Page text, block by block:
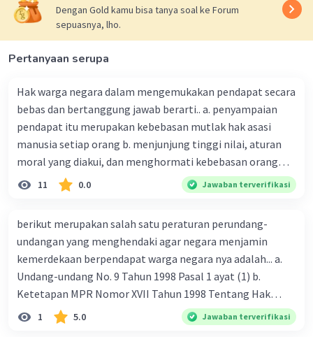
Iklan
Jawaban terverifikasi
Sikap dan warga negara yang dijiwai oleh cinta
negaranya kepada NKRI yang berdasarkan
Republik Indonesia Tahun 1945 dalam menjamin
kehidupan bangsa disebutpatriotisme.
Patriotisme merupakan sikap cinta dan
kesetiaan yang mendalam terhadap negara dan
bangsa, serta komitmen untuk berkontribusi
dalam memajukan dan melindungi kepentingan
nasional. Dalam konteks Indonesia, patriotisme
Pancasila sebagai dasar negara dan Undang-
Undang Dasar 1945, serta aktif berperan dalam
pembangunan dan menjaga persatuan serta
kedaulatan negara.
Dengan Gold kamu bisa tanya soal ke Forum
sepuasnya, lho.
Pertanyaan serupa
Hak warga negara dalam mengemukakan pendapat secara
bebas dan bertanggung jawab berarti.. a. penyampaian
pendapat itu merupakan kebebasan mutlak hak asasi
manusia setiap orang b. menjunjung tinggi nilai, aturan
moral yang diakui, dan menghormati kebebasan orang
lain c. penyampaian pendapat dilaksanakan dengan
sepihak d. penyampaian pendapat diupayakan dengan
11 0.0 Jawaban terverifikasi
berikut merupakan salah satu peraturan perundang-
undangan yang menghendaki agar negara menjamin
kemerdekaan berpendapat warga negara nya adalah... a.
Undang-undang No. 9 Tahun 1998 Pasal 1 ayat (1) b.
Ketetapan MPR Nomor XVII Tahun 1998 Tentang Hak
Asasi Manusia Pasal 19 c. UUD Tahun 1945 Pasal 28I ayat (4)
d. Undang-undang Nomor 39 Tahun 1999 tentang Hak
1 5.0 Jawaban terverifikasi